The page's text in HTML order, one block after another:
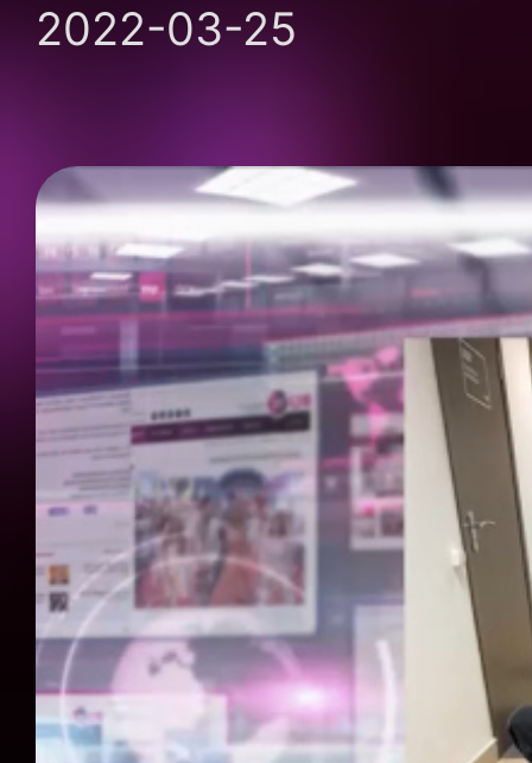
2022-03-25